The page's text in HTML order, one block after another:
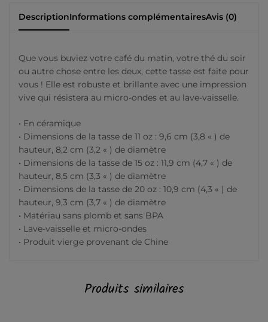
DescriptionInformations complémentairesAvis (0)
Que vous buviez votre café du matin, votre thé du soir
ou autre chose entre les deux, cette tasse est faite pour
vous ! Elle est robuste et brillante avec une impression
vive qui résistera au micro-ondes et au lave-vaisselle.
• En céramique
• Dimensions de la tasse de 11 oz : 9,6 cm (3,8 « ) de
hauteur, 8,2 cm (3,2 « ) de diamètre
• Dimensions de la tasse de 15 oz : 11,9 cm (4,7 « ) de
hauteur, 8,5 cm (3,3 « ) de diamètre
• Dimensions de la tasse de 20 oz : 10,9 cm (4,3 « ) de
hauteur, 9,3 cm (3,7 « ) de diamètre
• Matériau sans plomb et sans BPA
• Lave-vaisselle et micro-ondes
• Produit vierge provenant de Chine
Produits similaires